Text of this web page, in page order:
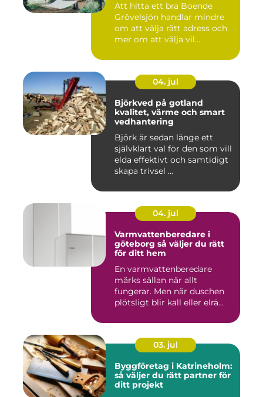
Att hitta ett bra Boende
Grövelsjön handlar mindre
om att välja rätt adress och
mer om att välja vil...
04. jul
Björkved på gotland
kvalitet, värme och smart
vedhantering
Björk är sedan länge ett
självklart val för den som vill
elda effektivt och samtidigt
skapa trivsel ...
04. jul
Varmvattenberedare i
göteborg så väljer du rätt
för ditt hem
En varmvattenberedare
märks sällan när allt
fungerar. Men när duschen
plötsligt blir kall eller elrä...
03. jul
Byggföretag i Katrineholm:
så väljer du rätt partner för
ditt projekt